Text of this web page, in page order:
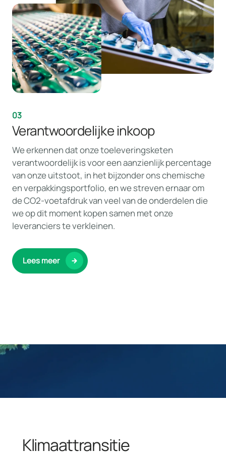
03
Verantwoordelijke inkoop
We erkennen dat onze toeleveringsketen
verantwoordelijk is voor een aanzienlijk percentage
van onze uitstoot, in het bijzonder ons chemische
en verpakkingsportfolio, en we streven ernaar om
de CO2-voetafdruk van veel van de onderdelen die
we op dit moment kopen samen met onze
leveranciers te verkleinen.
Lees meer
Klimaattransitie